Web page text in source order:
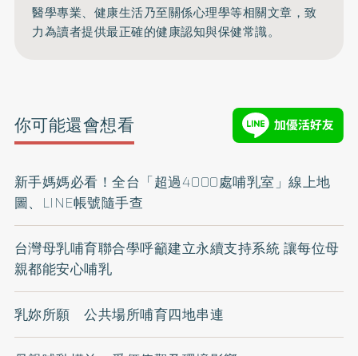
醫學專業、健康生活乃至關係心理學等相關文章，致
力為讀者提供最正確的健康認知與保健常識。
你可能還會想看
新手媽媽必看！全台「超過4000處哺乳室」線上地
圖、LINE帳號隨手查
台灣母乳哺育聯合學呼籲建立永續支持系統 讓每位母
親都能安心哺乳
乳妳所願 公共場所哺育四地串連